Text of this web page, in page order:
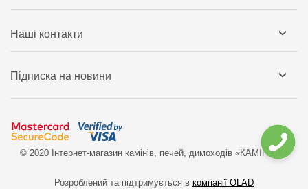
Наші контакти
Підписка на новини
© 2020 Інтернет-магазин камінів, печей, димоходів «КАМІН`ОК»
Розроблений та підтримується в компанії OLAD